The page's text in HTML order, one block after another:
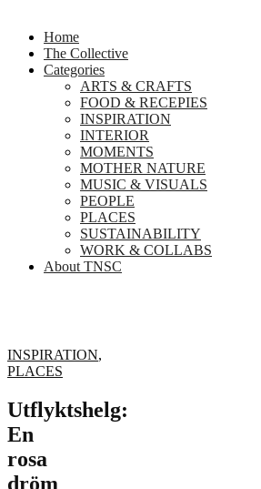
Home
The Collective
Categories
ARTS & CRAFTS
FOOD & RECEPIES
INSPIRATION
INTERIOR
MOMENTS
MOTHER NATURE
MUSIC & VISUALS
PEOPLE
PLACES
SUSTAINABILITY
WORK & COLLABS
About TNSC
INSPIRATION,
PLACES
Utflyktshelg:
En
rosa
dröm